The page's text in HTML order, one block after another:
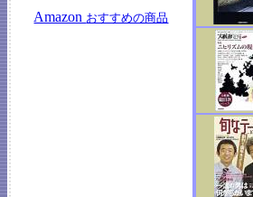
Amazon おすすめの商品